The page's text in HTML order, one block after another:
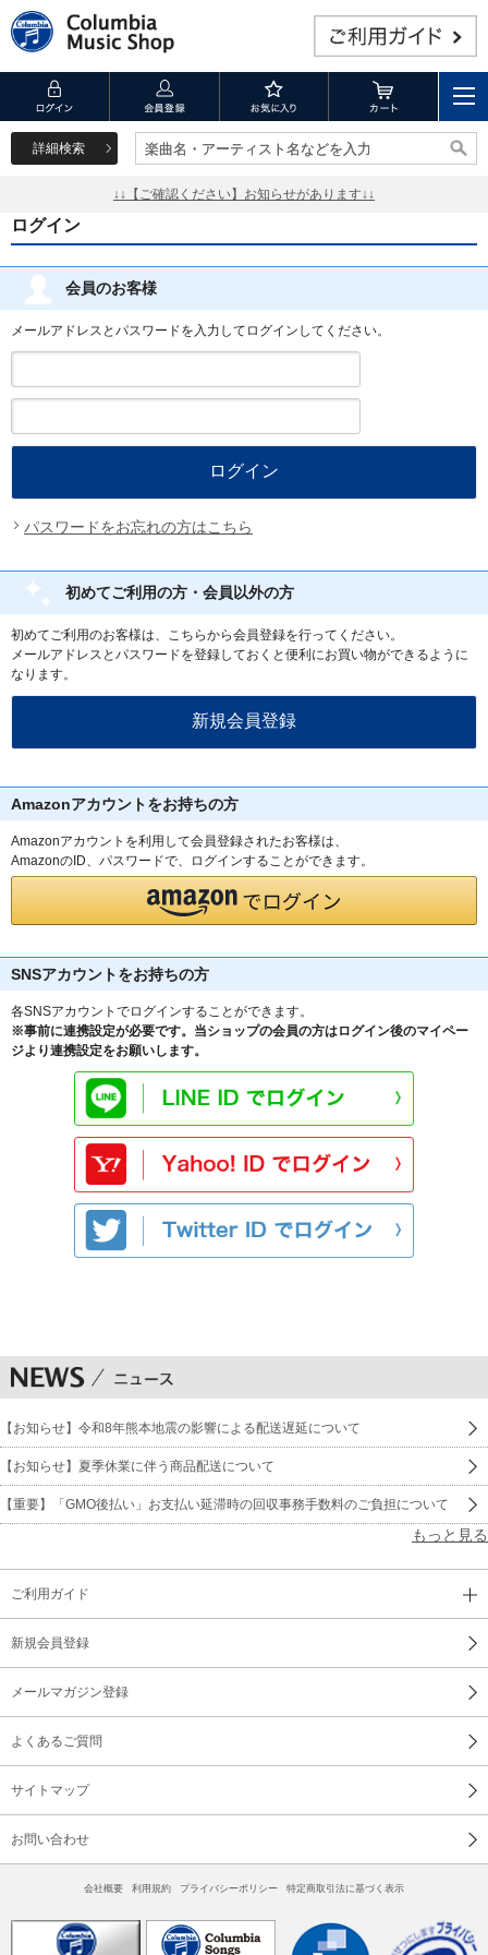
詳細検索 楽曲名・アーティスト名などを入力
楽曲名・アーティスト名などを入力
↓↓【ご確認ください】お知らせがあります↓↓
ログイン
会員のお客様
メールアドレスとパスワードを入力してログインしてください。
パスワードをお忘れの方はこちら
初めてご利用の方・会員以外の方
初めてご利用のお客様は、こちらから会員登録を行ってください。
メールアドレスとパスワードを登録しておくと便利にお買い物ができるように
なります。
Amazonアカウントをお持ちの方
Amazonアカウントを利用して会員登録されたお客様は、
AmazonのID、パスワードで、ログインすることができます。
SNSアカウントをお持ちの方
各SNSアカウントでログインすることができます。
※事前に連携設定が必要です。当ショップの会員の方はログイン後のマイペー
ジより連携設定をお願いします。
【お知らせ】令和8年熊本地震の影響による配送遅延について
【お知らせ】夏季休業に伴う商品配送について
【重要】「GMO後払い」お支払い延滞時の回収事務手数料のご負担について
もっと見る
ご利用ガイド
新規会員登録
メールマガジン登録
よくあるご質問
サイトマップ
お問い合わせ
会社概要 利用規約 プライバシーポリシー 特定商取引法に基づく表示